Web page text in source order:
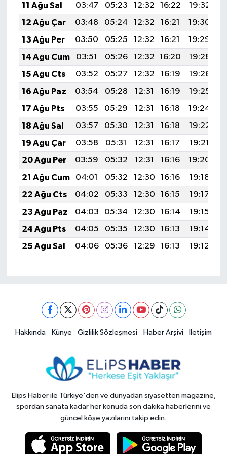
11 Ağu Sal
03:47 05:23 12:32 16:22 19:32
12 Ağu Çar
03:48 05:24 12:32 16:21 19:30
13 Ağu Per
03:50 05:25 12:32 16:21 19:29
14 Ağu Cum
03:51 05:26 12:32 16:20 19:28
15 Ağu Cts
03:52 05:27 12:32 16:19 19:26
16 Ağu Paz
03:54 05:28 12:31 16:19 19:25
17 Ağu Pts
03:55 05:29 12:31 16:18 19:24
18 Ağu Sal
03:57 05:30 12:31 16:18 19:22
19 Ağu Çar
03:58 05:31 12:31 16:17 19:21
20 Ağu Per
03:59 05:32 12:31 16:16 19:20
21 Ağu Cum
04:01 05:32 12:30 16:16 19:18
22 Ağu Cts
04:02 05:33 12:30 16:15 19:17
23 Ağu Paz
04:03 05:34 12:30 16:14 19:15
24 Ağu Pts
04:05 05:35 12:30 16:13 19:14
25 Ağu Sal
04:06 05:36 12:29 16:13 19:12
Hakkında Künye Gizlilik Sözleşmesi Haber Arşivi İletişim
Elips Haber ile Türkiye'den ve dünyadan siyasetten magazine,
spordan sanata kadar her konuda son dakika haberlerini ve
güncel köşe yazılarını takip edin.